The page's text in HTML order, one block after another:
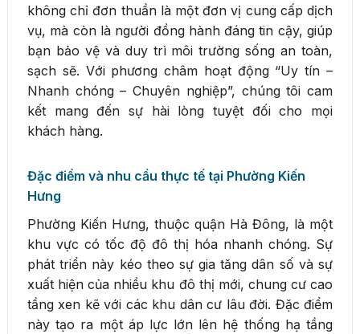
không chỉ đơn thuần là một đơn vị cung cấp dịch
vụ, mà còn là người đồng hành đáng tin cậy, giúp
bạn bảo vệ và duy trì môi trường sống an toàn,
sạch sẽ. Với phương châm hoạt động “Uy tín –
Nhanh chóng – Chuyên nghiệp”, chúng tôi cam
kết mang đến sự hài lòng tuyệt đối cho mọi
khách hàng.
Đặc điểm và nhu cầu thực tế tại Phường Kiến
Hưng
Phường Kiến Hưng, thuộc quận Hà Đông, là một
khu vực có tốc độ đô thị hóa nhanh chóng. Sự
phát triển này kéo theo sự gia tăng dân số và sự
xuất hiện của nhiều khu đô thị mới, chung cư cao
tầng xen kẽ với các khu dân cư lâu đời. Đặc điểm
này tạo ra một áp lực lớn lên hệ thống hạ tầng